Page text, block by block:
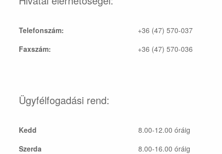
Telefonszám:
+36 (47) 570-037
Faxszám:
+36 (47) 570-036
Ügyfélfogadási rend:
Kedd
8.00-12.00 óráig
Szerda
8.00-16.00 óráig